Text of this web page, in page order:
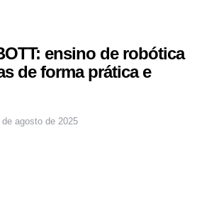
ensino de robótica
de forma prática e
de agosto de 2025